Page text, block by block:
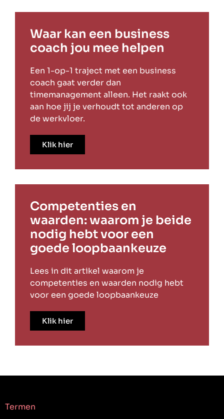
Waar kan een business
coach jou mee helpen
Een 1-op-1 traject met een business
coach gaat verder dan
timemanagement alleen. Het raakt ook
aan hoe jij je verhoudt tot anderen op
de werkvloer.
Klik hier
Competenties en
waarden: waarom je beide
nodig hebt voor een
goede loopbaankeuze
Lees in dit artikel waarom je
competenties en waarden nodig hebt
voor een goede loopbaankeuze
Klik hier
Termen